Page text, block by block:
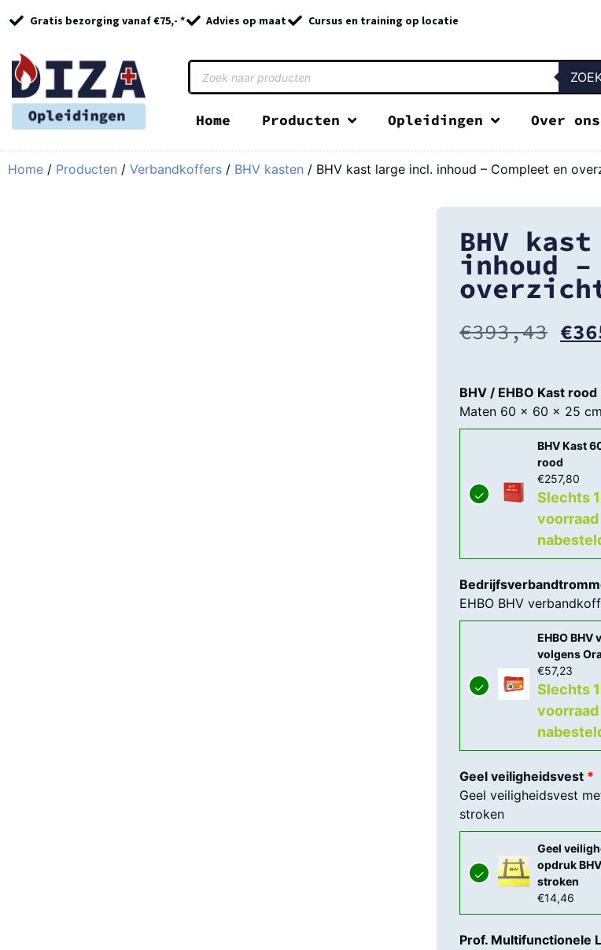
Gratis bezorging vanaf €75,- * Advies op maat Cursus en training op locatie
Home Producten Opleidingen Over ons
Home / Producten / Verbandkoffers / BHV kasten / BHV kast large incl. inhoud – Compleet en
BHV
inhoud –
€393,43 €
BHV / EHBO Kast rood
Maten 60 x 60 x 25
BHV Kast
rood
€257,80
Slechts
EHBO BHV
EHBO
volgens
€57,23
Slechts
Geel veiligheidsvest
Geel veiligheidsvest
stroken
Geel
opdruk
stroken
€14,46
Prof. Multifunctionele